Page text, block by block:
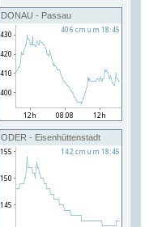
DONAU - Passau
ODER - Eisenhüttenstadt